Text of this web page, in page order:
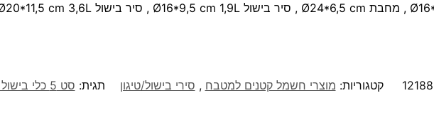
קטגוריות: מוצרי חשמל קטנים למטבח , סירי בישול/טיגון תגית: סט 5 כלי בישול איכותיים Silver דגם BH-6660